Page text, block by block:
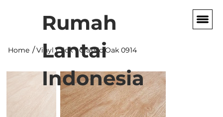
Rumah
Lantai
Indonesia
Home /Vinyl Click - Classic Oak 0914